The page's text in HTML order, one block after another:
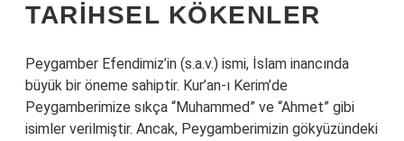
TARIHSEL KÖKENLER
Peygamber Efendimiz’in (s.a.v.) ismi, İslam inancında
büyük bir öneme sahiptir. Kur’an-ı Kerim’de
Peygamberimize sıkça “Muhammed” ve “Ahmet” gibi
isimler verilmiştir. Ancak, Peygamberimizin gökyüzündeki